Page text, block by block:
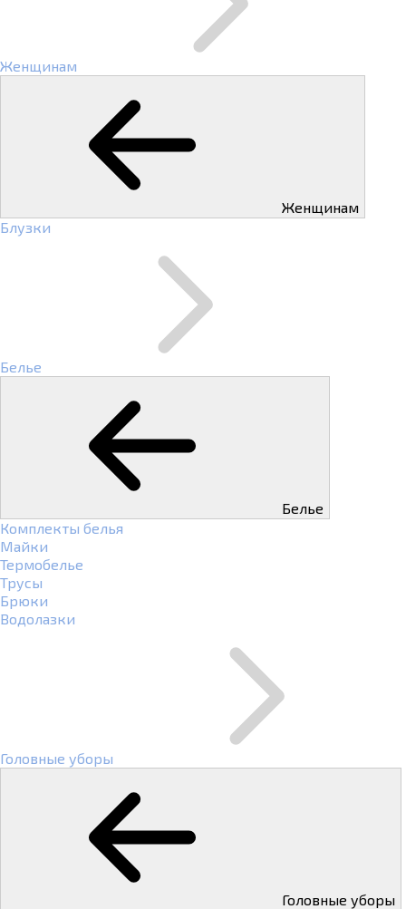
Женщинам
Женщинам
Блузки
Белье
Белье
Комплекты белья
Майки
Термобелье
Трусы
Брюки
Водолазки
Головные уборы
Головные уборы